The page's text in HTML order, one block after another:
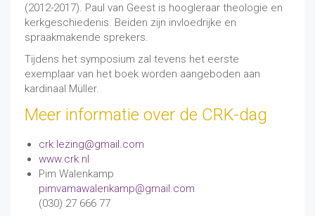
(2012-2017). Paul van Geest is hoogleraar theologie en
kerkgeschiedenis. Beiden zijn invloedrijke en
spraakmakende sprekers.
Tijdens het symposium zal tevens het eerste
exemplaar van het boek worden aangeboden aan
kardinaal Müller.
Meer informatie over de CRK-dag
crk.lezing@gmail.com
www.crk.nl
Pim Walenkamp
pimvamawalenkamp@gmail.com
(030) 27 666 77